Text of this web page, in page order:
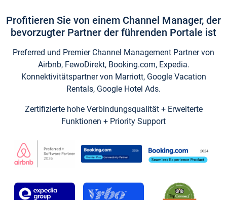
Profitieren Sie von einem Channel Manager, der
bevorzugter Partner der führenden Portale ist
Preferred und Premier Channel Management Partner von
Airbnb, FewoDirekt, Booking.com, Expedia.
Konnektivitätspartner von Marriott, Google Vacation
Rentals, Google Hotel Ads.
Zertifizierte hohe Verbindungsqualität + Erweiterte
Funktionen + Priority Support